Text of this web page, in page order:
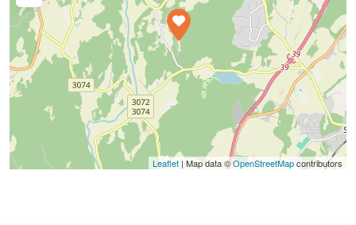
Leaflet | Map data ©OpenStreetMapcontributors